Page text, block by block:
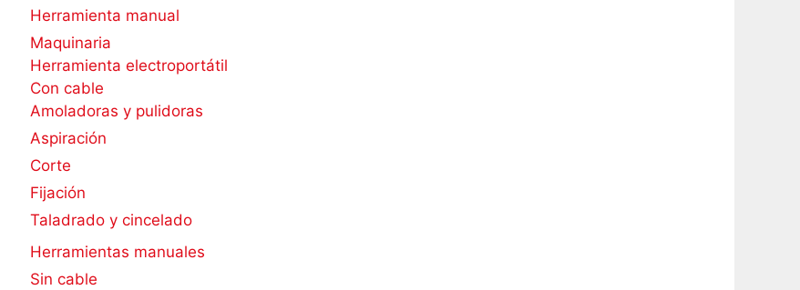
Herramienta manual
Maquinaria
Herramienta electroportátil
Con cable
Amoladoras y pulidoras
Aspiración
Corte
Fijación
Taladrado y cincelado
Herramientas manuales
Sin cable